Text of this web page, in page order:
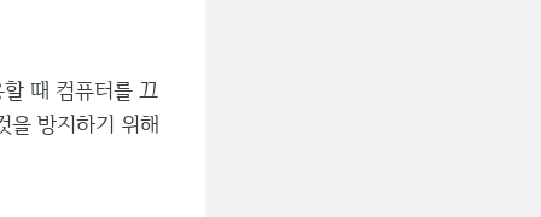
때 컴퓨터를 끄
을 방지하기 위해